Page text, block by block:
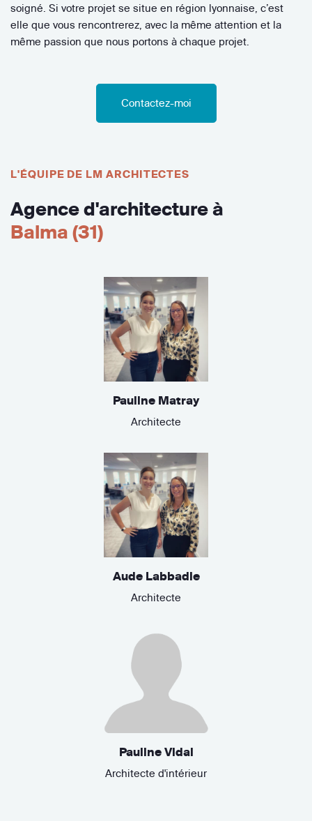
soigné. Si votre projet se situe en région lyonnaise, c’est
elle que vous rencontrerez, avec la même attention et la
même passion que nous portons à chaque projet.
Contactez-moi
L'ÉQUIPE DE LM ARCHITECTES
Agence d'architecture à
Balma (31)
Pauline Matray
Architecte
Aude Labbadie
Architecte
Pauline Vidal
Architecte d'intérieur